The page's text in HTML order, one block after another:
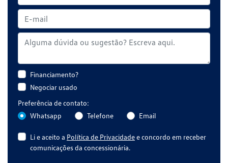
Financiamento?
Negociar usado
Preferência de contato:
Whatsapp
Telefone Email
Li e aceito a Política de Privacidadee concordo em receber
comunicações da concessionária.